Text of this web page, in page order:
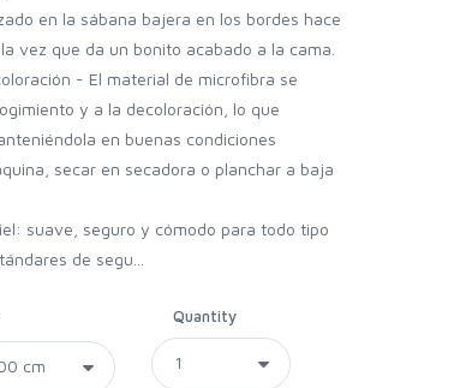
en la sábana bajera en los bordes hace
vez que da un bonito acabado a la cama.
- El material de microfibra se
y a la decoloración, lo que
en buenas condiciones
secar en secadora o planchar a baja
suave, seguro y cómodo para todo tipo
de segu...
Quantity